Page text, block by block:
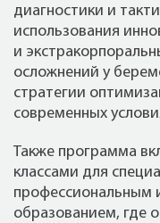
диагностики и
использования
и
осложнений у
стратегии
современных
Также программа
классами для
профессиональным
образованием, где